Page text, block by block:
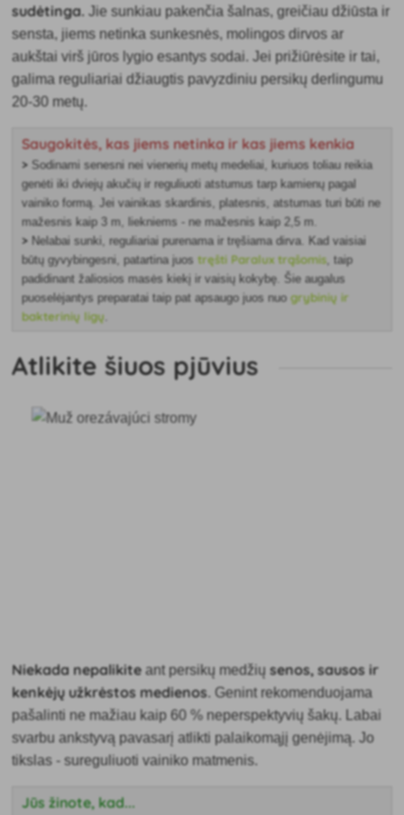
sudėtinga. Jiesunkiaupakenčia šalnas, greičiau džiūsta ir
sensta, jiems netinka sunkesnės, molingos dirvos ar
aukštai virš jūros lygio esantys sodai. Jei prižiūrėsite ir tai,
galima reguliariai džiaugtis pavyzdiniu persikų derlingumu
20-30 metų.
Saugokitės, kas jiems netinka ir kas jiems kenkia
> Sodinami senesni nei vienerių metų medeliai , kuriuos toliau reikia
genėti iki dviejų akučių ir reguliuoti atstumus tarp kamienų pagal
vainiko formą. Jei vainikas skardinis, platesnis, atstumas turi būti ne
mažesnis kaip 3 m, liekniems - ne mažesnis kaip 2,5 m.
> Nelabai sunki, reguliariai purenama ir tręšiama dirva. Kad vaisiai
būtų gyvybingesni, patartina juostręšti Paralux trąšomis, taip
padidinant žaliosios masės kiekį ir vaisių kokybę. Šie augalus
puoselėjantys preparatai taip pat apsaugo juos nuogrybinių ir
bakterinių ligų
Atlikite šiuos pjūvius
Niekada nepalikiteant persikų medžiųsenos, sausos ir
kenkėjų užkrėstos medienos. Genint rekomenduojama
pašalinti ne mažiau kaip60 % neperspektyvių šakų. Labai
svarbu ankstyvą pavasarį atlikti palaikomąjį genėjimą. Jo
tikslas - sureguliuoti vainiko matmenis.
Jūs žinote, kad...